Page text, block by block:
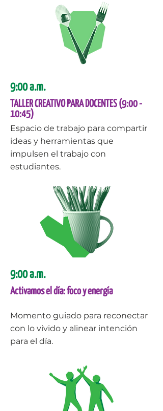
9:00 a.m.
TALLER CREATIVO PARA DOCENTES (9:00 -
10:45)
Espacio de trabajo para compartir
ideas y herramientas que
impulsen el trabajo con
estudiantes.
9:00 a.m.
Activamos el día: foco y energía
Momento guiado para reconectar
con lo vivido y alinear intención
para el día.